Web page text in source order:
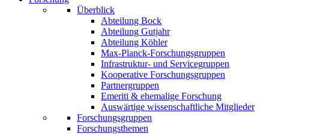
Überblick
Abteilung Bock
Abteilung Gutjahr
Abteilung Köhler
Max-Planck-Forschungsgruppen
Infrastruktur- und Servicegruppen
Kooperative Forschungsgruppen
Partnergruppen
Emeriti & ehemalige Forschung
Auswärtige wissenschaftliche Mitglieder
Forschungsgruppen
Forschungsthemen